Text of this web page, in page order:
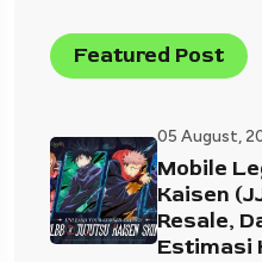
Featured Post
05 August,
Mobile
Kaisen
Resale,
Estimasi